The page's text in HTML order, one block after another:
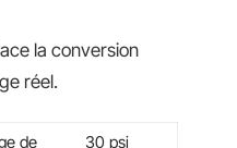
la conversion
réel.
de
30 psi